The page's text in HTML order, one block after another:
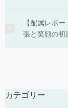
【配属レポ
張と笑顔の初
カテゴリー